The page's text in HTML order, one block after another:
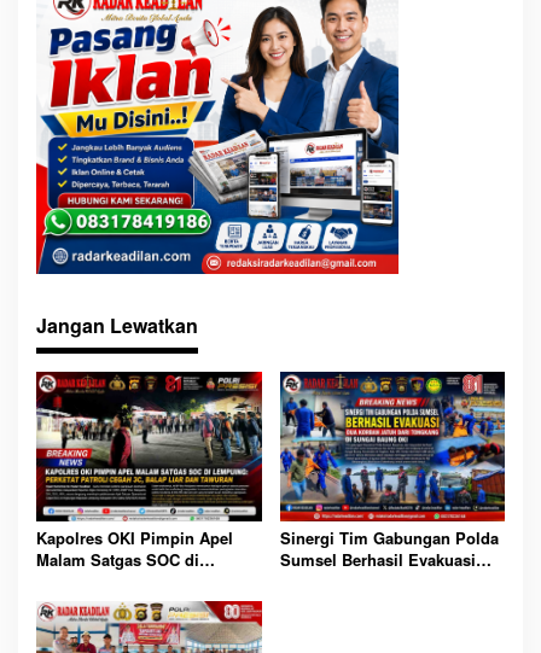
Jangan Lewatkan
Kapolres OKI Pimpin Apel
Malam Satgas SOC di
Cegah 3C, Balap Liar dan
Tawuran
Sinergi Tim Gabungan Polda
Sumsel Berhasil Evakuasi